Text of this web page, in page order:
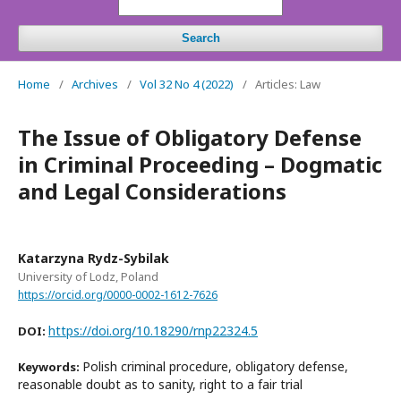
Search
Home / Archives / Vol 32 No 4 (2022) / Articles: Law
The Issue of Obligatory Defense
in Criminal Proceeding – Dogmatic
and Legal Considerations
Katarzyna Rydz-Sybilak
University of Lodz, Poland
https://orcid.org/0000-0002-1612-7626
DOI: https://doi.org/10.18290/rnp22324.5
Keywords: Polish criminal procedure, obligatory defense,
reasonable doubt as to sanity, right to a fair trial